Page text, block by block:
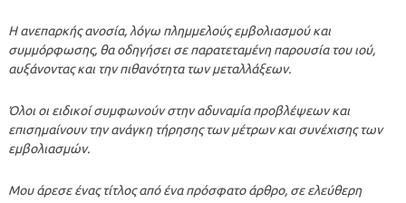
Η ανεπαρκής ανοσία, λόγω πλημμελούς εμβολιασμού και
συμμόρφωσης, θα οδηγήσει σε παρατεταμένη παρουσία του ιού,
αυξάνοντας και την πιθανότητα των μεταλλάξεων.
Όλοι οι ειδικοί συμφωνούν στην αδυναμία προβλέψεων και
επισημαίνουν την ανάγκη τήρησης των μέτρων και συνέχισης των
εμβολιασμών.
Μου άρεσε ένας τίτλος από ένα πρόσφατο άρθρο, σε ελεύθερη